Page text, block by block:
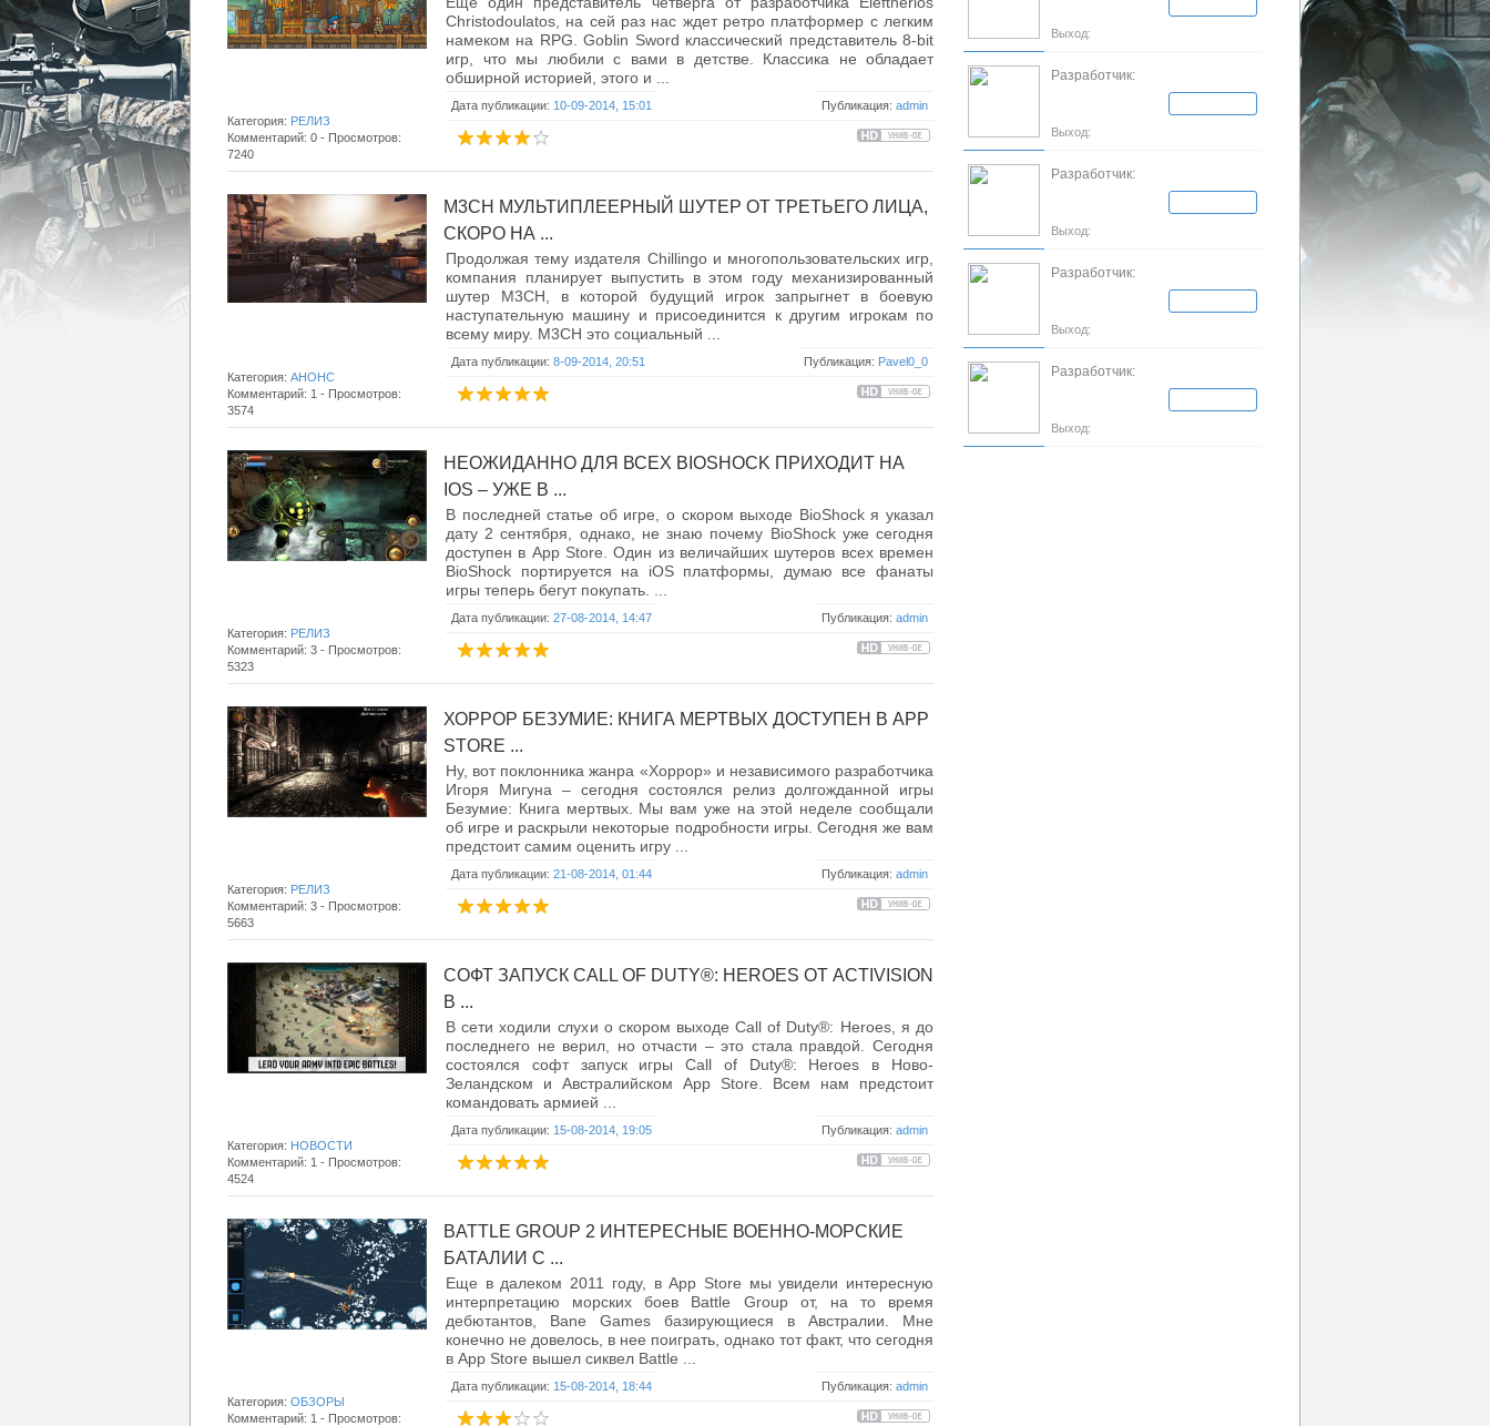
Christodoulatos, на сей раз нас ждет ретро платформер с легким
намеком на RPG. Goblin Sword классический представитель 8-bit
игр, что мы любили с вами в детстве. Классика не обладает
обширной историей, этого и ...
Дата публикации: 10-09-2014, 15:01 Публикация: admin
Категория: РЕЛИЗ
Комментарий: 0 - Просмотров:
7240
M3CH МУЛЬТИПЛЕЕРНЫЙ ШУТЕР ОТ ТРЕТЬЕГО ЛИЦА,
СКОРО НА ...
Продолжая тему издателя Chillingo и многопользовательских игр,
компания планирует выпустить в этом году механизированный
шутер M3CH, в которой будущий игрок запрыгнет в боевую
наступательную машину и присоединится к другим игрокам по
всему миру. M3CH это социальный ...
Дата публикации: 8-09-2014, 20:51 Публикация: Pavel0_0
Категория: АНОНС
Комментарий: 1 - Просмотров:
3574
НЕОЖИДАННО ДЛЯ ВСЕХ BIOSHOCK ПРИХОДИТ НА
IOS – УЖЕ В ...
В последней статье об игре, о скором выходе BioShock я указал
дату 2 сентября, однако, не знаю почему BioShock уже сегодня
доступен в App Store. Один из величайших шутеров всех времен
BioShock портируется на iOS платформы, думаю все фанаты
игры теперь бегут покупать. ...
Дата публикации: 27-08-2014, 14:47 Публикация: admin
Категория: РЕЛИЗ
Комментарий: 3 - Просмотров:
5323
ХОРРОР БЕЗУМИЕ: КНИГА МЕРТВЫХ ДОСТУПЕН В APP
STORE ...
Ну, вот поклонника жанра «Хоррор» и независимого разработчика
Игоря Мигуна – сегодня состоялся релиз долгожданной игры
Безумие: Книга мертвых. Мы вам уже на этой неделе сообщали
об игре и раскрыли некоторые подробности игры. Сегодня же вам
предстоит самим оценить игру ...
Дата публикации: 21-08-2014, 01:44 Публикация: admin
Категория: РЕЛИЗ
Комментарий: 3 - Просмотров:
5663
СОФТ ЗАПУСК CALL OF DUTY®: HEROES ОТ ACTIVISION
В ...
В сети ходили слухи о скором выходе Call of Duty®: Heroes, я до
последнего не верил, но отчасти – это стала правдой. Сегодня
состоялся софт запуск игры Call of Duty®: Heroes в Ново-
Зеландском и Австралийском App Store. Всем нам предстоит
командовать армией ...
Дата публикации: 15-08-2014, 19:05 Публикация: admin
Категория: НОВОСТИ
Комментарий: 1 - Просмотров:
4524
BATTLE GROUP 2 ИНТЕРЕСНЫЕ ВОЕННО-МОРСКИЕ
БАТАЛИИ С ...
Еще в далеком 2011 году, в App Store мы увидели интересную
интерпретацию морских боев Battle Group от, на то время
дебютантов, Bane Games базирующиеся в Австралии. Мне
конечно не довелось, в нее поиграть, однако тот факт, что сегодня
в App Store вышел сиквел Battle ...
Дата публикации: 15-08-2014, 18:44 Публикация: admin
Категория: ОБЗОРЫ
Комментарий: 1 - Просмотров:
Выход:
Разработчик:
Выход:
Разработчик:
Выход:
Разработчик:
Выход:
Разработчик:
Выход: